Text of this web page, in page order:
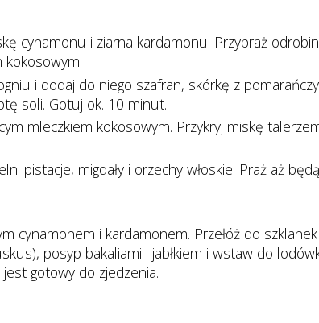
cynamonu i ziarna kardamonu. Przypraż
kokosowym.
i dodaj do niego szafran, skórkę z
soli. Gotuj ok. 10 minut.
mleczkiem kokosowym. Przykryj miskę
pistacje, migdały i orzechy włoskie. Praż aż będą
cynamonem i kardamonem. Przełóż do szklanek
posyp bakaliami i jabłkiem i wstaw do
gotowy do zjedzenia.